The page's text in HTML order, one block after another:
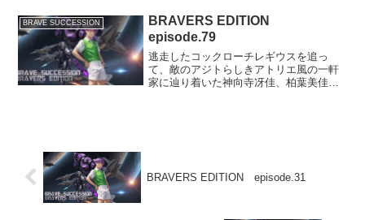
しつつ、犯人側から身代金の運搬役に指
名された怜美花の彼氏・千...
BRAVE SUCCESSION
BRAVERS EDITION
episode.79
逃走したコックローチレギウスを追っ
て、敵のアジトらしきアトリエ風の一軒
家に辿り着いた神向寺冴佳、柏葉美佳、
BRAVERS EDITION episode.31